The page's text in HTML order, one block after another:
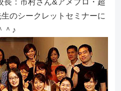
長：市村さん&アメブロ・超
のシークレットセミナーに
＾♪